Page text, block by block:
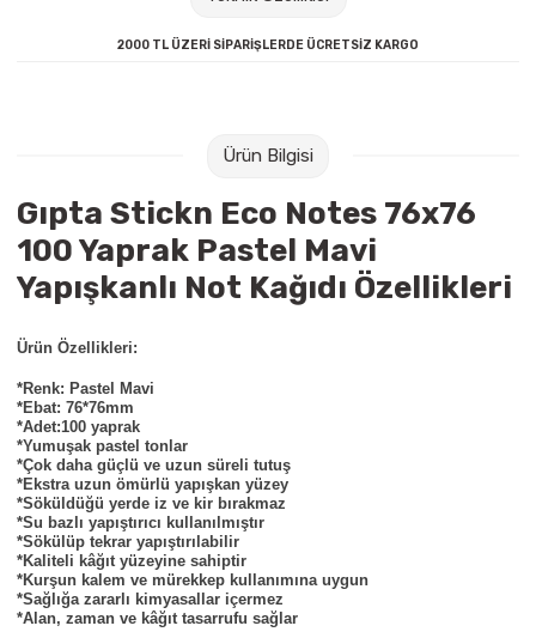
Zımba Telleri
Yapıştırıcılar
Ebru Boyaları
Mum Boyalar
2000 TL ÜZERİ SİPARİŞLERDE ÜCRETSİZ KARGO
Ürün Bilgisi
Gıpta Stickn Eco Notes 76x76
100 Yaprak Pastel Mavi
Yapışkanlı Not Kağıdı Özellikleri
Ürün Özellikleri:
*Renk: Pastel Mavi
*Ebat: 76*76mm
*Adet:100 yaprak
*Yumuşak pastel tonlar
*Çok daha güçlü ve uzun süreli tutuş
*Ekstra uzun ömürlü yapışkan yüzey
*Söküldüğü yerde iz ve kir bırakmaz
*Su bazlı yapıştırıcı kullanılmıştır
*Sökülüp tekrar yapıştırılabilir
*Kaliteli kâğıt yüzeyine sahiptir
*Kurşun kalem ve mürekkep kullanımına uygun
*Sağlığa zararlı kimyasallar içermez
*Alan, zaman ve kâğıt tasarrufu sağlar